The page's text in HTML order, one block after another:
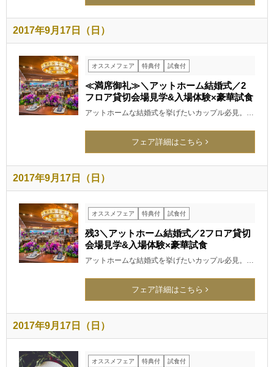
2017年9月17日（日）
オススメフェア 特典付 試食付
≪満席御礼≫＼アットホーム結婚式／2
フロア貸切会場見学&入場体験×豪華試食
アットホームな結婚式を挙げたいカップル必見。…
フェア詳細はこちら
2017年9月17日（日）
オススメフェア 特典付 試食付
残3＼アットホーム結婚式／2フロア貸切
会場見学&入場体験×豪華試食
アットホームな結婚式を挙げたいカップル必見。…
フェア詳細はこちら
2017年9月17日（日）
オススメフェア 特典付 試食付